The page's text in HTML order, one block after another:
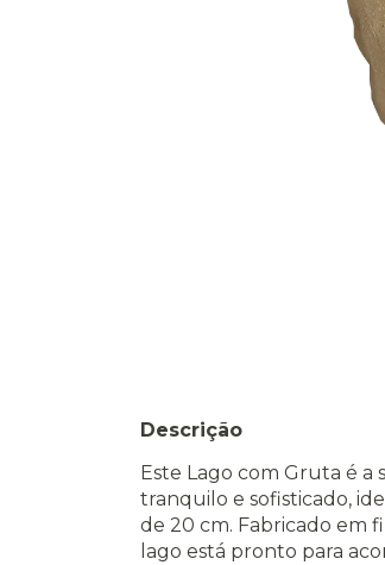
Descrição
Este Lago com Gruta é
tranquilo e sofisticado,
de 20 cm. Fabricado em
lago está pronto para